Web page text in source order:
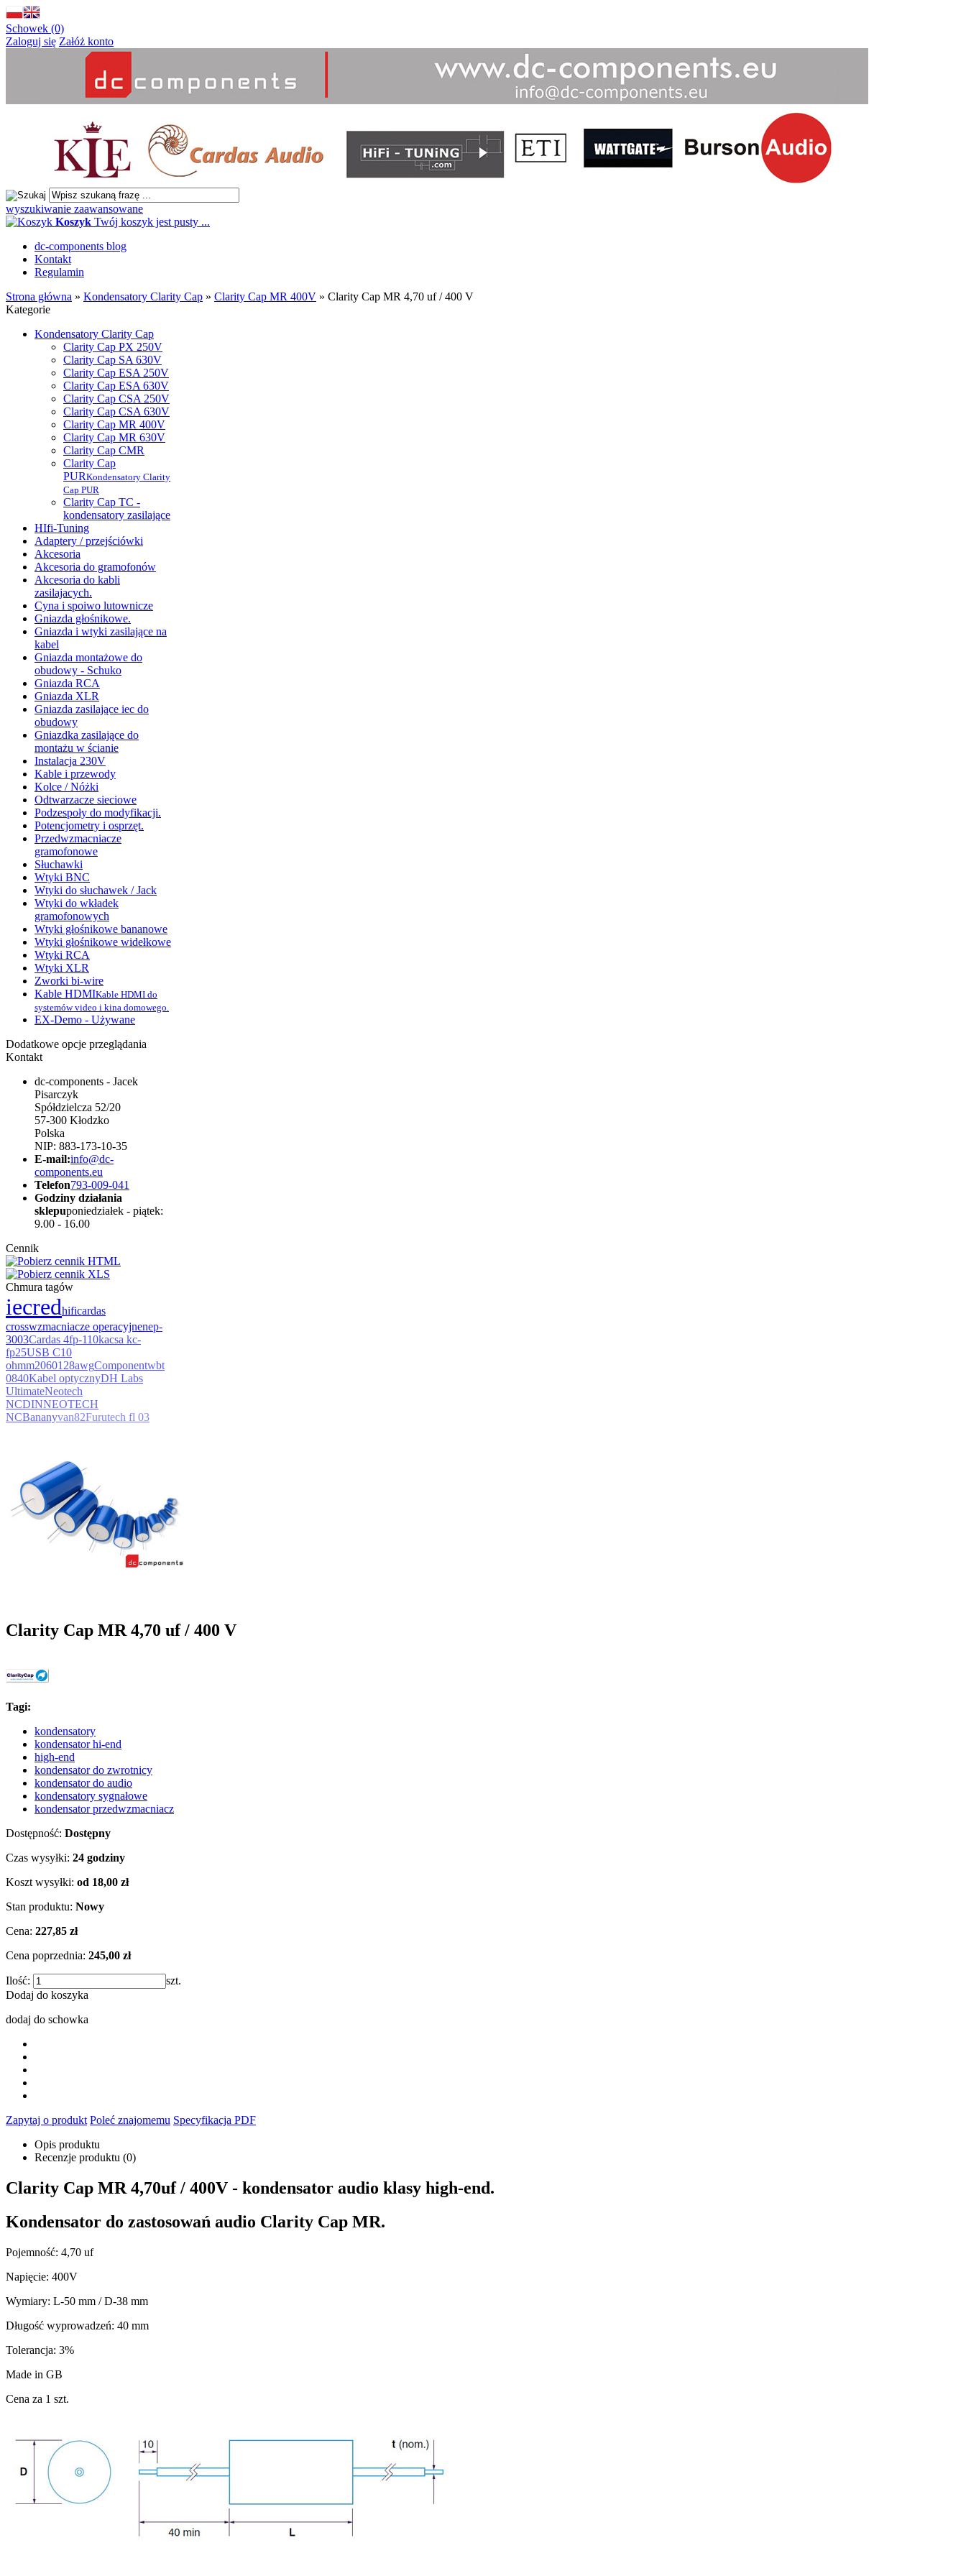
Schowek (0)
Zaloguj się Załóż konto
wyszukiwanie zaawansowane
Koszyk Twój koszyk jest pusty ...
dc-components blog
Kontakt
Regulamin
Strona główna » Kondensatory Clarity Cap » Clarity Cap MR 400V » Clarity Cap MR 4,70 uf / 400 V
Kategorie
Kondensatory Clarity Cap
Clarity Cap PX 250V
Clarity Cap SA 630V
Clarity Cap ESA 250V
Clarity Cap ESA 630V
Clarity Cap CSA 250V
Clarity Cap CSA 630V
Clarity Cap MR 400V
Clarity Cap MR 630V
Clarity Cap CMR
Clarity Cap
PURKondensatory Clarity
Cap PUR
Clarity Cap TC -
kondensatory zasilające
HIfi-Tuning
Adaptery / przejściówki
Akcesoria
Akcesoria do gramofonów
Akcesoria do kabli
zasilajacych.
Cyna i spoiwo lutownicze
Gniazda głośnikowe.
Gniazda i wtyki zasilające na
kabel
Gniazda montażowe do
obudowy - Schuko
Gniazda RCA
Gniazda XLR
Gniazda zasilające iec do
obudowy
Gniazdka zasilające do
montażu w ścianie
Instalacja 230V
Kable i przewody
Kolce / Nóżki
Odtwarzacze sieciowe
Podzespoły do modyfikacji.
Potencjometry i osprzęt.
Przedwzmacniacze
gramofonowe
Słuchawki
Wtyki BNC
Wtyki do słuchawek / Jack
Wtyki do wkładek
gramofonowych
Wtyki głośnikowe bananowe
Wtyki głośnikowe widełkowe
Wtyki RCA
Wtyki XLR
Zworki bi-wire
Kable HDMIKable HDMI do
systemów video i kina domowego.
EX-Demo - Używane
Dodatkowe opcje przeglądania
Kontakt
dc-components - Jacek
Pisarczyk
Spółdzielcza 52/20
57-300 Kłodzko
Polska
NIP: 883-173-10-35
E-mail:info@dc-
components.eu
Telefon793-009-041
Godziny działania
sklepuponiedziałek - piątek:
9.00 - 16.00
Cennik
Chmura tagów
iecredhificardas
crosswzmacniacze operacyjnenep-
3003Cardas 4fp-110kacsa kc-
fp25USB C10
ohmm20601 28awgComponentwbt
0840Kabel optycznyDH Labs
UltimateNeotech
NCDINNEOTECH
NCBananyvan82Furutech fl 03
Clarity Cap MR 4,70 uf / 400 V
Tagi:
kondensatory
kondensator hi-end
high-end
kondensator do zwrotnicy
kondensator do audio
kondensatory sygnałowe
kondensator przedwzmacniacz
Dostępność: Dostępny
Czas wysyłki: 24 godziny
Koszt wysyłki: od 18,00 zł
Stan produktu: Nowy
Cena: 227,85 zł
Cena poprzednia: 245,00 zł
Ilość:
szt.
Dodaj do koszyka
dodaj do schowka
Zapytaj o produkt Poleć znajomemu Specyfikacja PDF
Opis produktu
Recenzje produktu (0)
Clarity Cap MR 4,70uf / 400V - kondensator audio klasy high-end.
Kondensator do zastosowań audio Clarity Cap MR.
Pojemność: 4,70 uf
Napięcie: 400V
Wymiary: L-50 mm / D-38 mm
Długość wyprowadzeń: 40 mm
Tolerancja: 3%
Made in GB
Cena za 1 szt.